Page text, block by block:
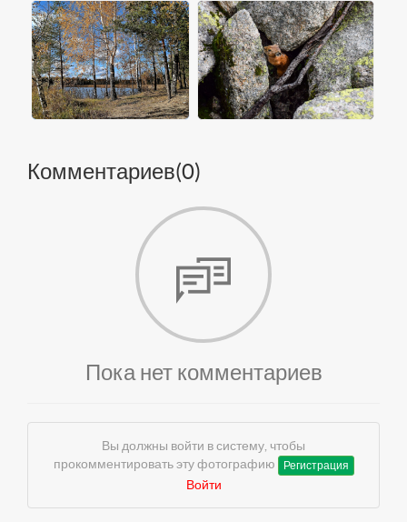
Комментариев(0)
Пока нет комментариев
Вы должны войти в систему, чтобы
прокомментировать эту фотографию
Регистрация
Войти